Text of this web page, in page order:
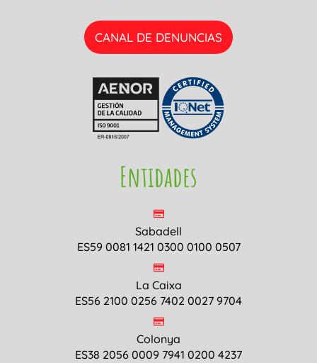
CANAL DE DENUNCIAS
Entidades
Sabadell
ES59 0081 1421 0300 0100 0507
La Caixa
ES56 2100 0256 7402 0027 9704
Colonya
ES38 2056 0009 7941 0200 4237